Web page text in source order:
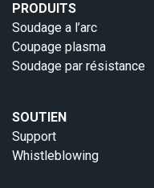
PRODUITS
Soudage a l’arc
Coupage plasma
Soudage par résistance
SOUTIEN
Support
Whistleblowing